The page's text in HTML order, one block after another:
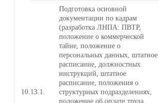
10.13.1.
Подготовка основной
документации по кадрам
(разработка ЛНПА: ПВТР,
положение о коммерческой
тайне, положение о
персональных данных, штатное
расписание, должностных
инструкций, штатное
расписание, положения о
структурных подразделениях,
положение об оплате труда,